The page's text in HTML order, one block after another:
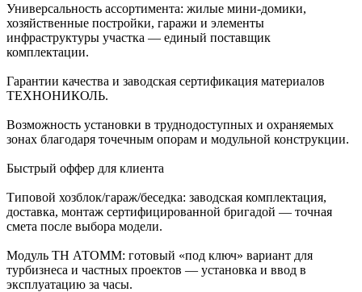
Универсальность ассортимента: жилые мини‑домики,
хозяйственные постройки, гаражи и элементы
инфраструктуры участка — единый поставщик
комплектации.
Гарантии качества и заводская сертификация материалов
ТЕХНОНИКОЛЬ.
Возможность установки в труднодоступных и охраняемых
зонах благодаря точечным опорам и модульной конструкции.
Быстрый оффер для клиента
Типовой хозблок/гараж/беседка: заводская комплектация,
доставка, монтаж сертифицированной бригадой — точная
смета после выбора модели.
Модуль ТН АТОММ: готовый «под ключ» вариант для
турбизнеса и частных проектов — установка и ввод в
эксплуатацию за часы.